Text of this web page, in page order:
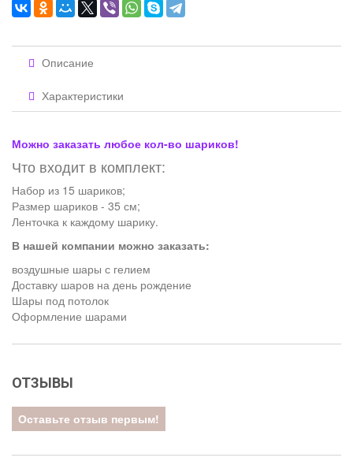
Описание
Характеристики
Можно заказать любое кол-во шариков!
Что входит в комплект:
Набор из 15 шариков;
Размер шариков - 35 см;
Ленточка к каждому шарику.
В нашей компании можно заказать:
воздушные шары с гелием
Доставку шаров на день рождение
Шары под потолок
Оформление шарами
ОТЗЫВЫ
Оставьте отзыв первым!